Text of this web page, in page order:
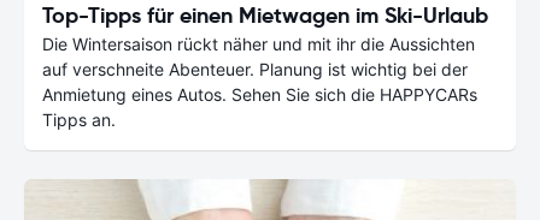
Top-Tipps für einen Mietwagen im Ski-Urlaub
Die Wintersaison rückt näher und mit ihr die Aussichten
auf verschneite Abenteuer. Planung ist wichtig bei der
Anmietung eines Autos. Sehen Sie sich die HAPPYCARs
Tipps an.